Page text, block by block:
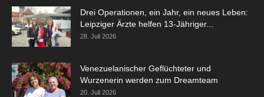
Drei Operationen, ein Jahr, ein neues Leben:
Leipziger Ärzte helfen 13-Jähriger...
28. Juli 2026
Venezuelanischer Geflüchteter und
Wurzenerin werden zum Dreamteam
20. Juli 2026